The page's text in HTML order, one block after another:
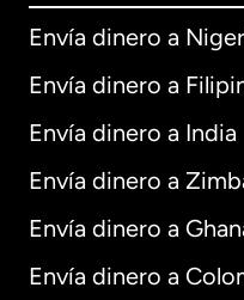
Envía dinero a
Envía dinero a
Envía dinero a India
Envía dinero a
Envía dinero a
Envía dinero a